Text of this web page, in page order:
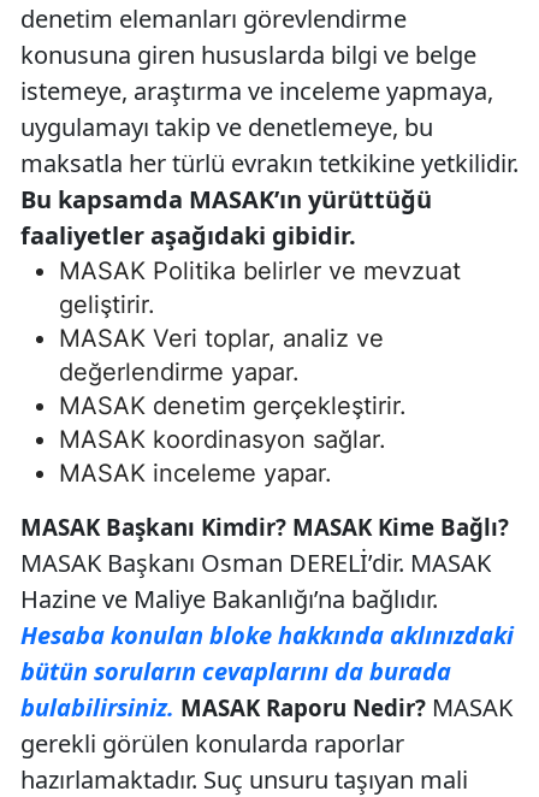
denetim elemanları görevlendirme
konusuna giren hususlarda bilgi ve belge
istemeye, araştırma ve inceleme yapmaya,
uygulamayı takip ve denetlemeye, bu
maksatla her türlü evrakın tetkikine yetkilidir.
Bu kapsamda MASAK’ın yürüttüğü
faaliyetler aşağıdaki gibidir.
MASAK Politika belirler ve mevzuat
geliştirir.
MASAK Veri toplar, analiz ve
değerlendirme yapar.
MASAK denetim gerçekleştirir.
MASAK koordinasyon sağlar.
MASAK inceleme yapar.
MASAK Başkanı Kimdir? MASAK Kime Bağlı?
MASAK Başkanı Osman DERELİ’dir. MASAK
Hazine ve Maliye Bakanlığı’na bağlıdır.
Hesaba konulan bloke hakkında aklınızdaki
bütün soruların cevaplarını da burada
bulabilirsiniz. MASAK Raporu Nedir? MASAK
gerekli görülen konularda raporlar
hazırlamaktadır. Suç unsuru taşıyan mali